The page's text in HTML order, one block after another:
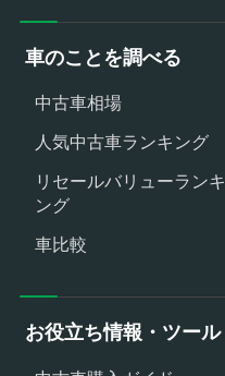
車のことを調べる
中古車相場
人気中古車ランキング
リセールバリューランキ
ング
車比較
お役立ち情報・ツール